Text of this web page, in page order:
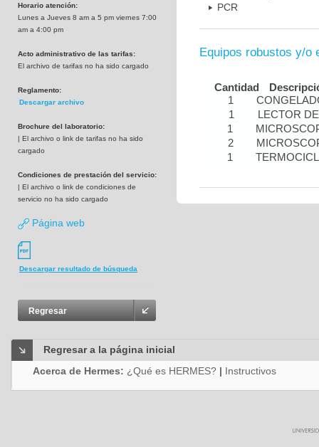
Horario atención:
Lunes a Jueves 8 am a 5 pm viernes 7:00
am a 4:00 pm
Acto administrativo de las tarifas:
El archivo de tarifas no ha sido cargado
Reglamento:
Descargar archivo
Brochure del laboratorio:
| El archivo o link de tarifas no ha sido
cargado
Condiciones de prestación del servicio:
| El archivo o link de condiciones de
servicio no ha sido cargado
Página web
Descargar resultado de búsqueda
Regresar
PCR
Equipos robustos y/o
Cantidad
1
1
LECTOR
1
2
1
Regresar a la página inicial
Acerca de Hermes: ¿Qué es HERMES? | Instructivos